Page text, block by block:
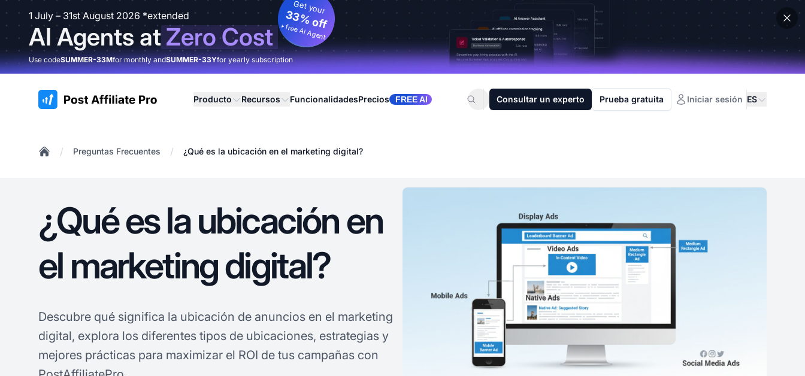
1 July – 31st August 2026 *extended
AI Agents atZero Cost
Get your
33% off
+ free AI Agent
Use codeSUMMER-33Mfor monthly andSUMMER-33Yfor yearly subscription
:site.title Producto Recursos FuncionalidadesPrecios FREE AI Consultar un experto Prueba gratuita Iniciar sesión ES
/ Preguntas Frecuentes / ¿Qué es la ubicación en el marketing digital?
¿Qué es la ubicación en
el marketing digital?
Descubre qué significa la ubicación de anuncios en el marketing
digital, explora los diferentes tipos de ubicaciones, estrategias y
mejores prácticas para maximizar el ROI de tus campañas con